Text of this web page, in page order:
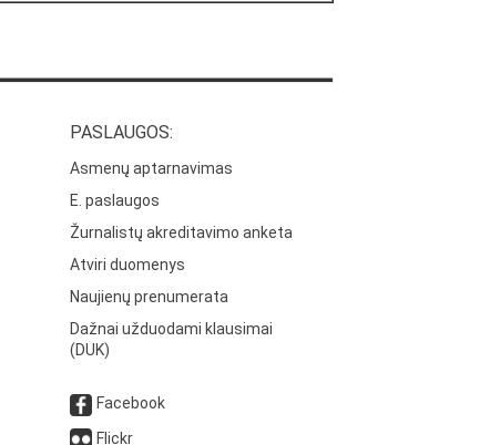
PASLAUGOS:
Asmenų aptarnavimas
E. paslaugos
Žurnalistų akreditavimo anketa
Atviri duomenys
Naujienų prenumerata
Dažnai užduodami klausimai
(DUK)
Facebook
Flickr